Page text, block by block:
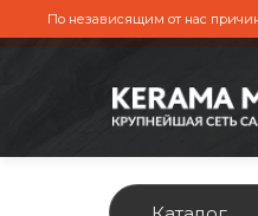
По независящим от нас